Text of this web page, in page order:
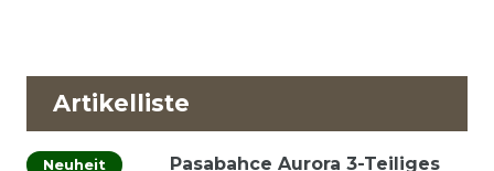
Artikelliste
Neuheit
Pasabahce Aurora 3-Teiliges